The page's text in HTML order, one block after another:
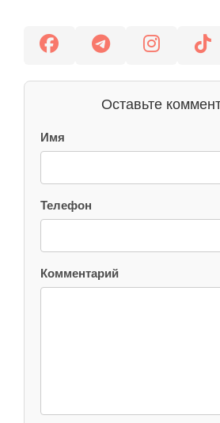
Оставьте
Имя
Телефон
Комментарий